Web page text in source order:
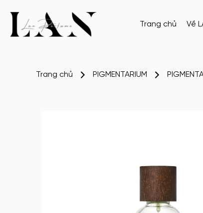
Trang chủ Về
Trang chủ PIGMENTARIUM